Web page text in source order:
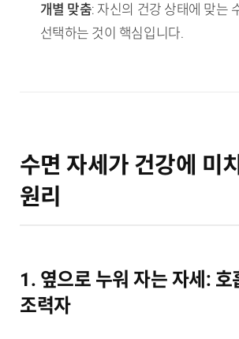
개별 맞춤: 자신의 건강 상태에 맞는
선택하는 것이 핵심입니다.
수면 자세가 건강에 미
원리
1. 옆으로 누워 자는 자세: 호
조력자